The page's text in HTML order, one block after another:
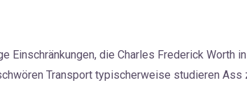
die Charles Frederick Worth
Transport typischerweise studieren Ass